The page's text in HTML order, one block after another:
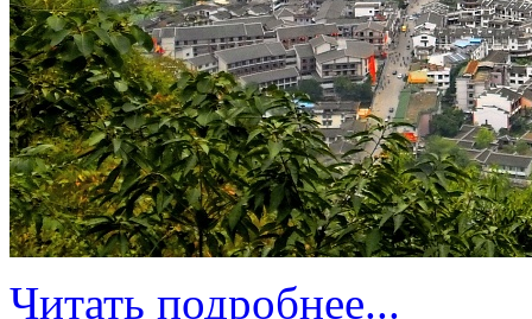
Читать подробнее...